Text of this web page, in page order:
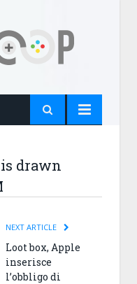
is drawn
NEXT ARTICLE
Loot box, Apple
inserisce
l’obbligo di